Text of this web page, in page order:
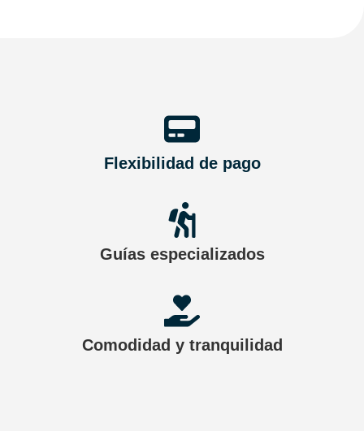
Flexibilidad de pago
Guías especializados
Comodidad y tranquilidad